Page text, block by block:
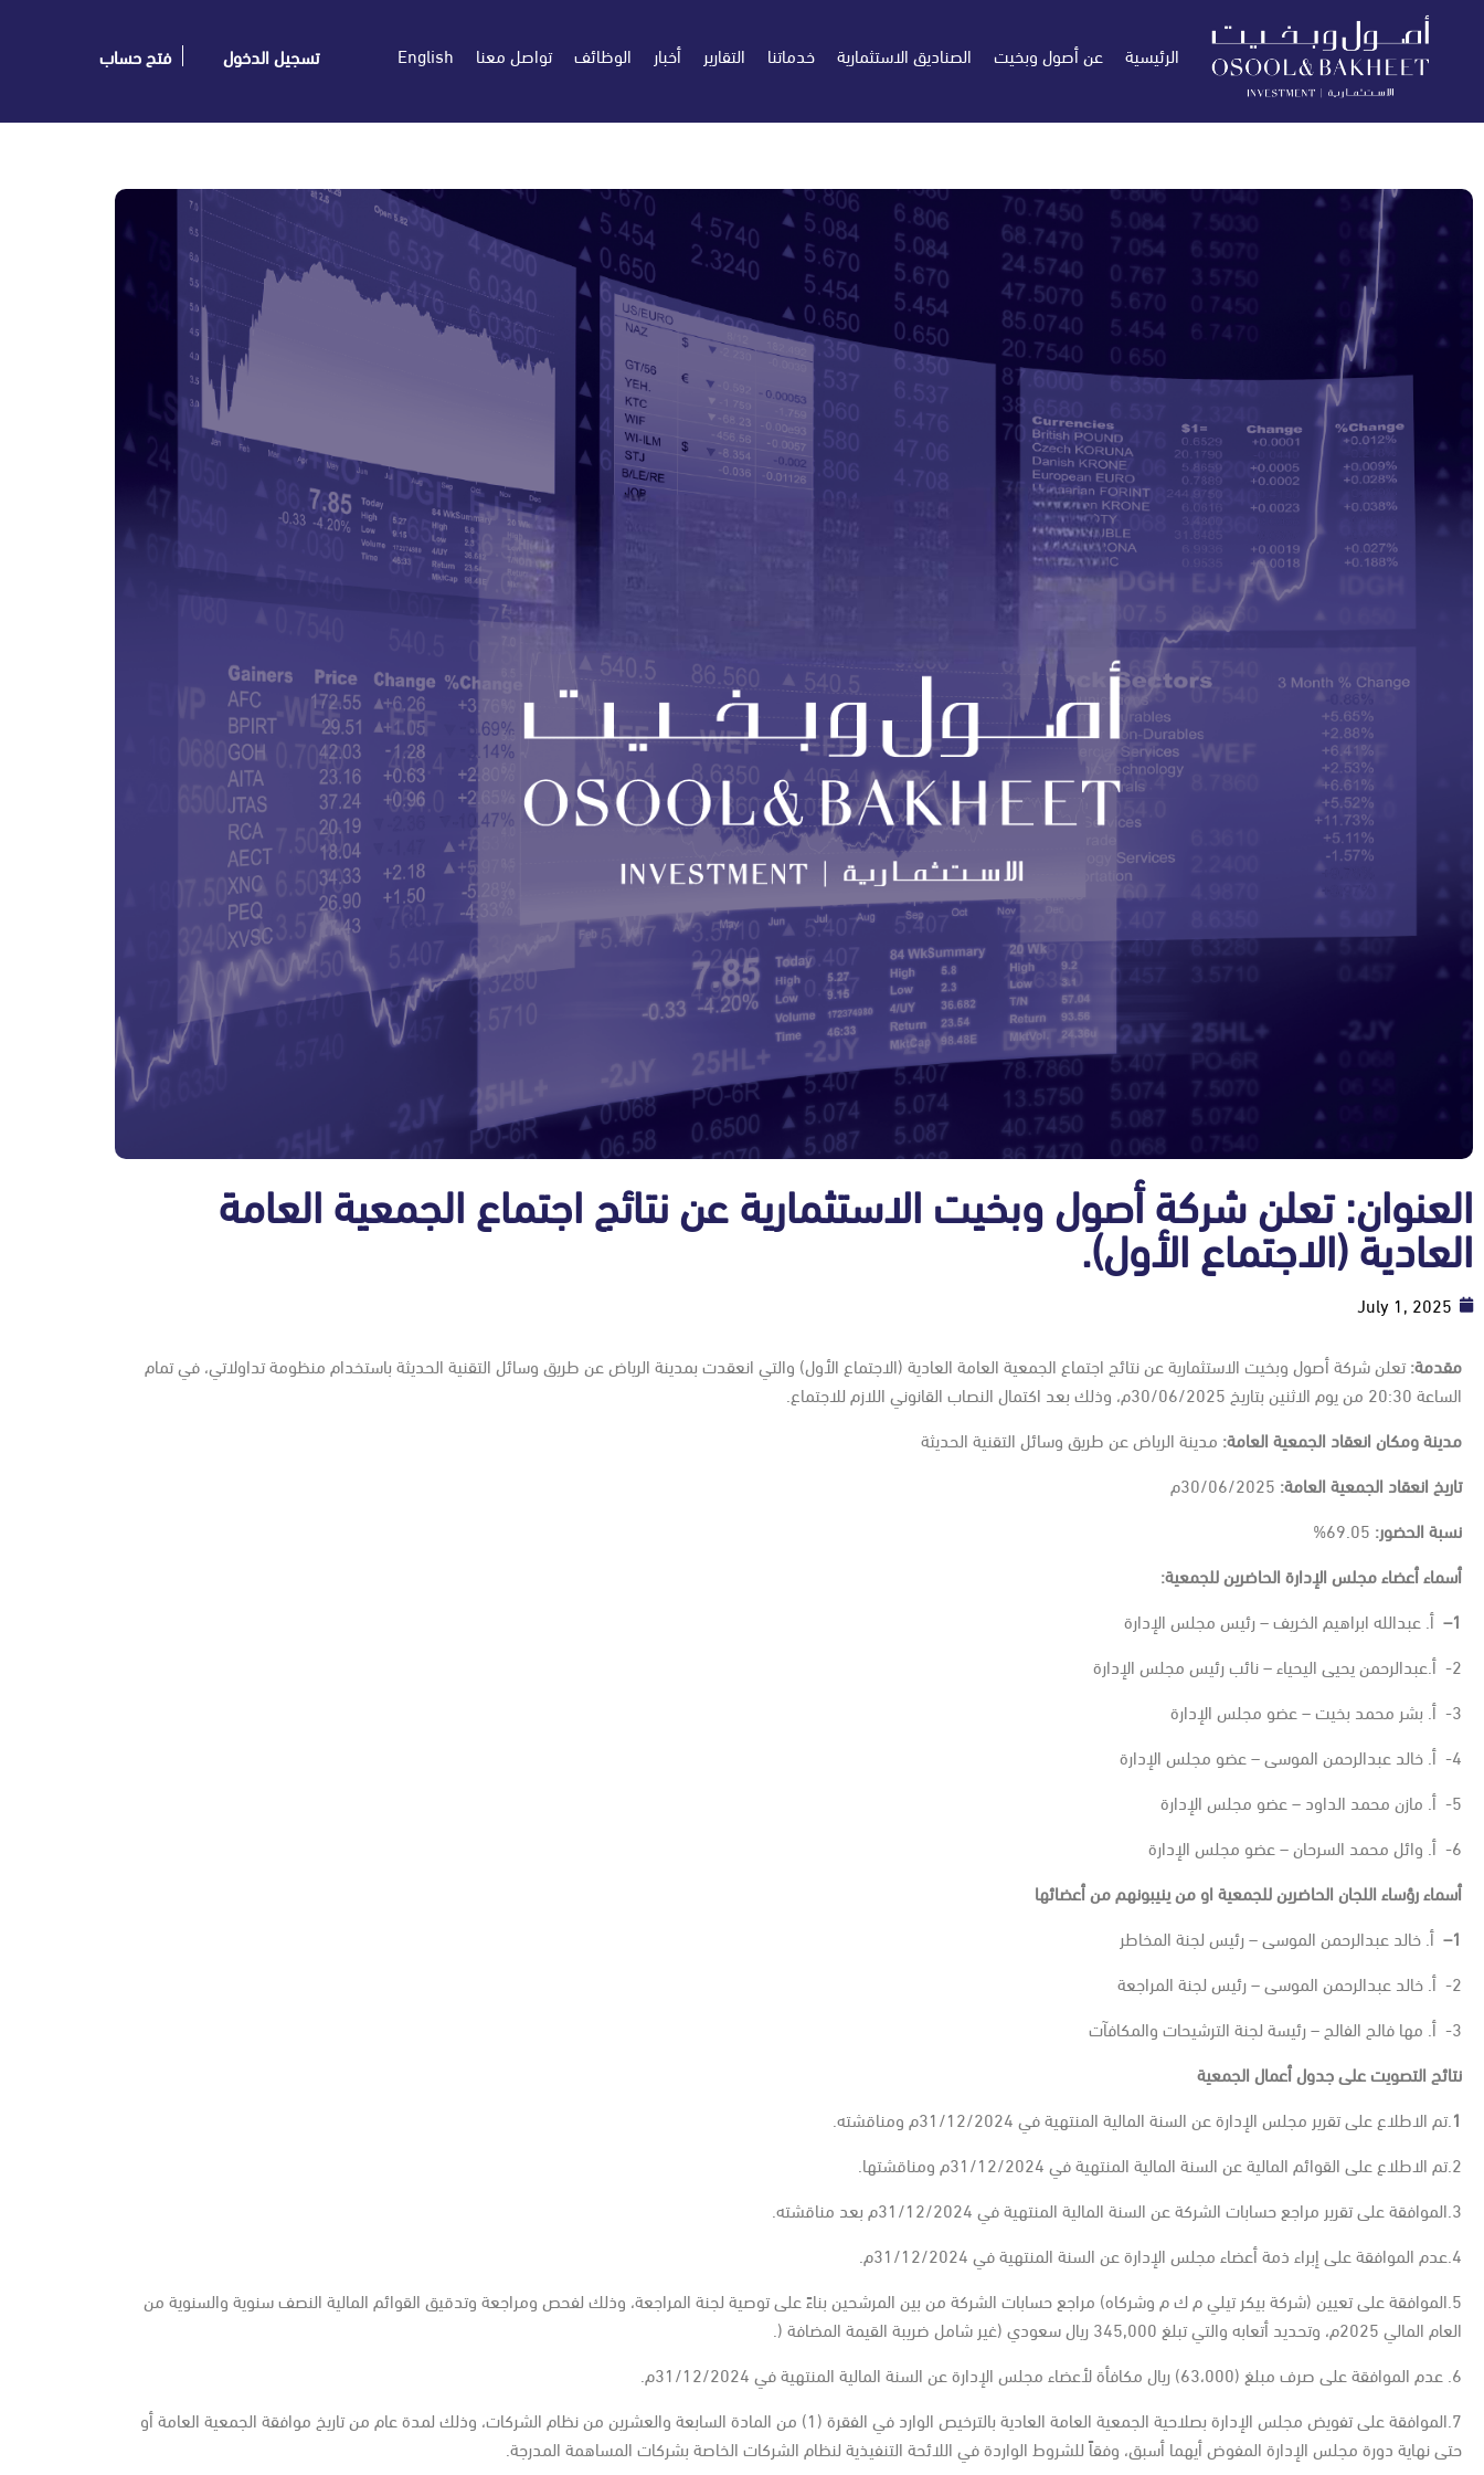
الرئيسية عن أصول وبخيت الصناديق الاستثمارية خدماتنا التقارير أخبار الوظائف تواصل معنا English تسجيل الدخول فتح حساب
العنوان: تعلن شركة أصول وبخيت الاستثمارية عن نتائج اجتماع الجمعية العامة
العادية (الاجتماع الأول).
July 1, 2025
مقدمة:تعلن شركة أصول وبخيت الاستثمارية عن نتائج اجتماع الجمعية العامة العادية (الاجتماع الأول) والتي انعقدت بمدينة الرياض عن طريق وسائل التقنية الحديثة باستخدام منظومة تداولاتي، في تمام
الساعة 20:30 من يوم الاثنين بتاريخ 30/06/2025م، وذلك بعد اكتمال النصاب القانوني اللازم للاجتماع.
مدينة ومكان انعقاد الجمعية العامة: مدينة الرياض عن طريق وسائل التقنية الحديثة
تاريخ انعقاد الجمعية العامة:
نسبة الحضور:
أسماء أعضاء مجلس الإدارة الحاضرين للجمعية:
1
– أ. عبدالله ابراهيم الخريف – رئيس مجلس الإدارة
2- أ.عبدالرحمن يحيى اليحياء – نائب رئيس مجلس الإدارة
3- أ. بشر محمد بخيت – عضو مجلس الإدارة
4- أ. خالد عبدالرحمن الموسى – عضو مجلس الإدارة
5- أ. مازن محمد الداود – عضو مجلس الإدارة
6- أ. وائل محمد السرحان – عضو مجلس الإدارة
أسماء رؤساء اللجان الحاضرين للجمعية او من ينيبونهم من أعضائها
1
– أ. خالد عبدالرحمن الموسى – رئيس لجنة المخاطر
2- أ. خالد عبدالرحمن الموسى – رئيس لجنة المراجعة
3- أ. مها فالح الفالح – رئيسة لجنة الترشيحات والمكافآت
نتائج التصويت على جدول أعمال الجمعية
1 .تم الاطلاع على تقرير مجلس الإدارة عن السنة المالية المنتهية في 31/12/2024م ومناقشته.
2.تم الاطلاع على القوائم المالية عن السنة المالية المنتهية في 31/12/2024م ومناقشتها.
3.الموافقة على تقرير مراجع حسابات الشركة عن السنة المالية المنتهية في 31/12/2024م بعد مناقشته.
4.عدم الموافقة على إبراء ذمة أعضاء مجلس الإدارة عن السنة المنتهية في 31/12/2024م.
5.الموافقة على تعيين (شركة بيكر تيلي م ك م وشركاه) مراجع حسابات الشركة من بين المرشحين بناءً على توصية لجنة المراجعة، وذلك لفحص ومراجعة وتدقيق القوائم المالية النصف سنوية والسنوية من
العام المالي 2025م، وتحديد أتعابه والتي تبلغ 345,000 ريال سعودي (غير شامل ضريبة القيمة المضافة (.
6. عدم الموافقة على صرف مبلغ (63،000) ريال مكافأة لأعضاء مجلس الإدارة عن السنة المالية المنتهية في 31/12/2024م.
7.الموافقة على تفويض مجلس الإدارة بصلاحية الجمعية العامة العادية بالترخيص الوارد في الفقرة (1) من المادة السابعة والعشرين من نظام الشركات، وذلك لمدة عام من تاريخ موافقة الجمعية العامة أو
حتى نهاية دورة مجلس الإدارة المفوض أيهما أسبق، وفقاً للشروط الواردة في اللائحة التنفيذية لنظام الشركات الخاصة بشركات المساهمة المدرجة.